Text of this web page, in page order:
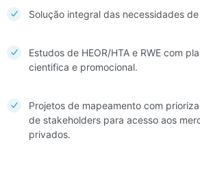
Solução integral das necessidades
Estudos de HEOR/HTA e RWE com
cientifica e promocional.
Projetos de mapeamento com
de stakeholders para acesso aos
privados.